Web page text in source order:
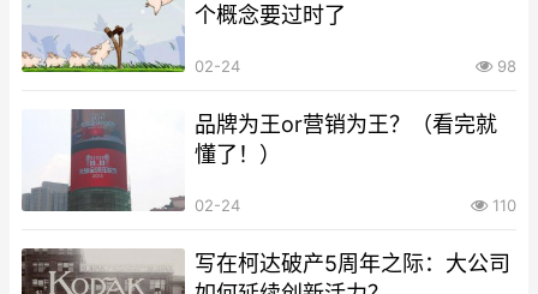
个概念要过时了
02-24 98
品牌为王or营销为王？（看完就
懂了！）
02-24 110
写在柯达破产5周年之际：大公司